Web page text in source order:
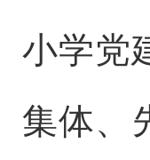
小学党
集体、